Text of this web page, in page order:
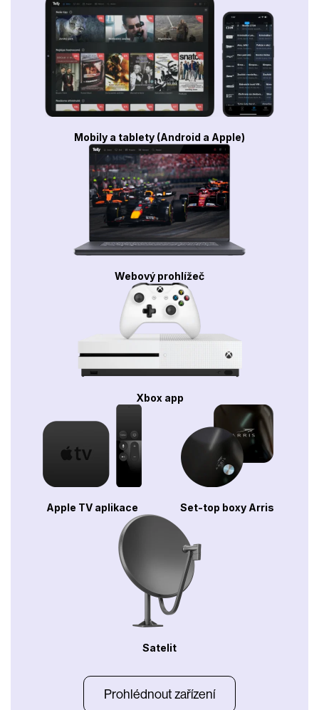
Mobily a tablety (Android a Apple)
Webový prohlížeč
Xbox app
Apple TV aplikace Set-top boxy Arris
Satelit
Prohlédnout zařízení